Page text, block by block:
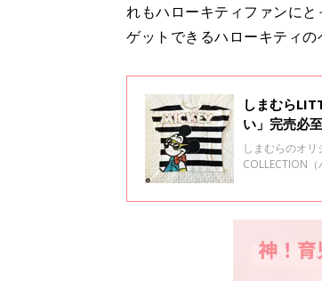
れもハローキティファンに
ゲットできるハローキティ
しまむら
い」完売必
しまむらのオ
COLLECTION